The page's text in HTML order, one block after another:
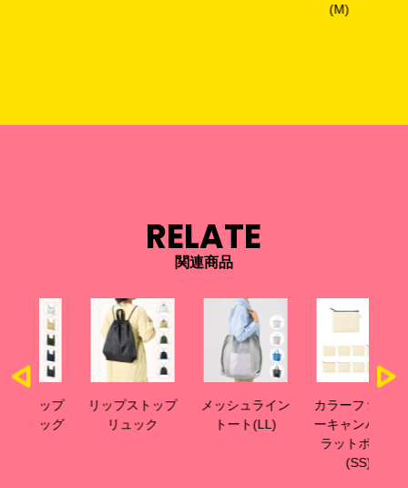
RELATE
関連商品
リップストップ
リュック
メッシュライン
トート(LL)
カラーファスナ
ーキャンバスフ
ラットポーチ